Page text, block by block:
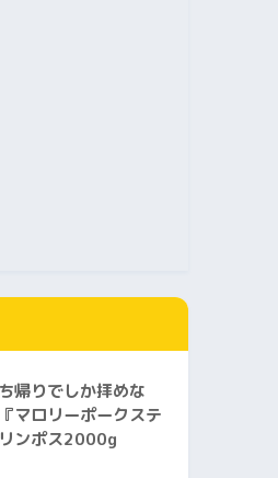
帰りでしか拝めな
マロリーポークステ
ンポス2000g